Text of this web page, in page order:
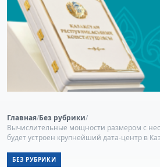
Главная/Без рубрики/
Вычислительные мощности размером с
будет устроен крупнейший дата-центр в
БЕЗ РУБРИКИ